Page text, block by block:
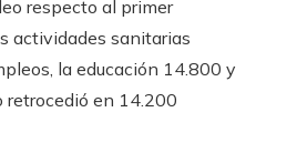
respecto al primer
actividades sanitarias
la educación 14.800 y
retrocedió en 14.200